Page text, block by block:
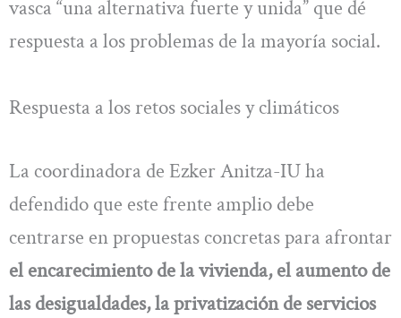
vasca “una alternativa fuerte y unida” que dé
respuesta a los problemas de la mayoría social.
Respuesta a los retos sociales y climáticos
La coordinadora de Ezker Anitza-IU ha
defendido que este frente amplio debe
centrarse en propuestas concretas para afrontar
el encarecimiento de la vivienda, el aumento de
las desigualdades, la privatización de servicios